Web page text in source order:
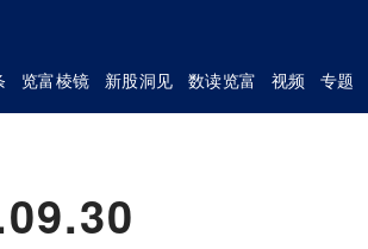
览富棱镜 新股洞见 数读览富 视频 专题